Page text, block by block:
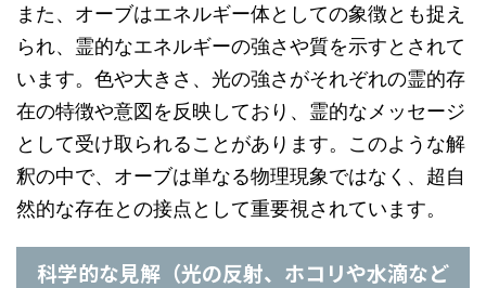
また、オーブはエネルギー体としての象徴とも捉え
られ、霊的なエネルギーの強さや質を示すとされて
います。色や大きさ、光の強さがそれぞれの霊的存
在の特徴や意図を反映しており、霊的なメッセージ
として受け取られることがあります。このような解
釈の中で、オーブは単なる物理現象ではなく、超自
然的な存在との接点として重要視されています。
科学的な見解（光の反射、ホコリや水滴など